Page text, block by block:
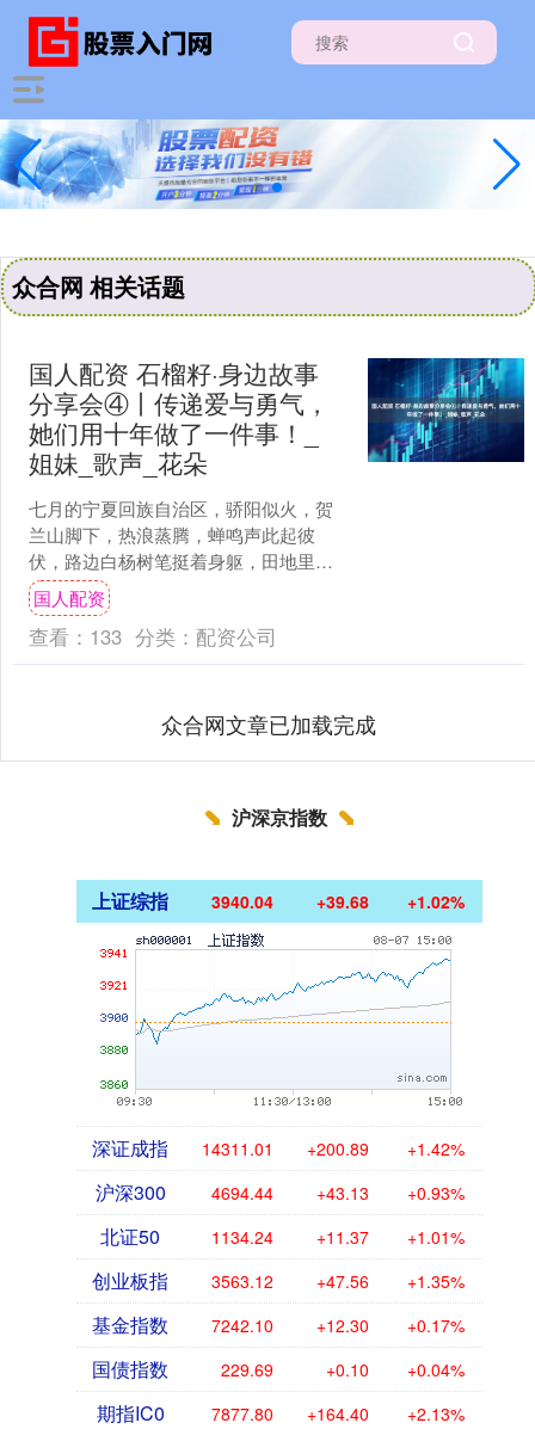
众合网 相关话题
国人配资 石榴籽·身边故事
分享会④丨传递爱与勇气，
她们用十年做了一件事！_
姐妹_歌声_花朵
七月的宁夏回族自治区，骄阳似火，贺
兰山脚下，热浪蒸腾，蝉鸣声此起彼
伏，路边白杨树笔挺着身躯，田地里的
春小麦即将成熟，随处可见的马鞭草开
出了蓝紫色花朵，散发着淡雅....
国人配资
查看： 133 分类： 配资公司
众合网文章已加载完成
沪深京指数
上证综指 3940.04 +39.68 +1.02%
深证成指 14311.01 +200.89 +1.42%
沪深300 4694.44 +43.13 +0.93%
北证50 1134.24 +11.37 +1.01%
创业板指 3563.12 +47.56 +1.35%
基金指数 7242.10 +12.30 +0.17%
国债指数 229.69 +0.10 +0.04%
期指IC0 7877.80 +164.40 +2.13%